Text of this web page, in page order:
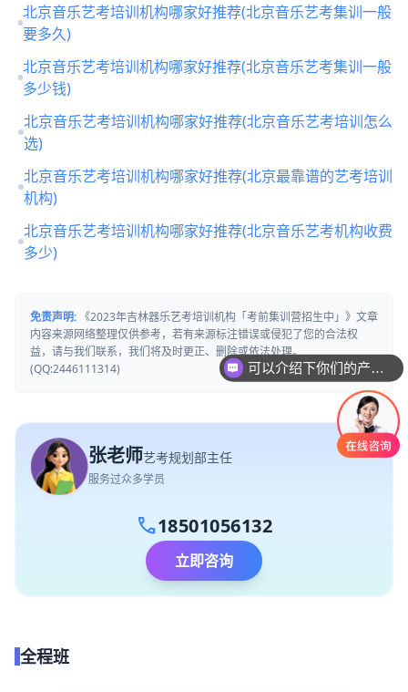
北京音乐艺考培训机构哪家好推荐(北京音乐艺考集训一般
要多久)
北京音乐艺考培训机构哪家好推荐(北京音乐艺考集训一般
多少钱)
北京音乐艺考培训机构哪家好推荐(北京音乐艺考培训怎么
选)
北京音乐艺考培训机构哪家好推荐(北京最靠谱的艺考培训
机构)
北京音乐艺考培训机构哪家好推荐(北京音乐艺考机构收费
多少)
免责声明: 《2023年吉林器乐艺考培训机构「考前集训营招生中」》文章
内容来源网络整理仅供参考，若有来源标注错误或侵犯了您的合法权
益，请与我们联系，我们将及时更正、删除或依法处理。
(QQ:2446111314)
张老师艺考规划部主任
服务过众多学员
call18501056132
立即咨询
全程班
可以介绍下你们的产品么